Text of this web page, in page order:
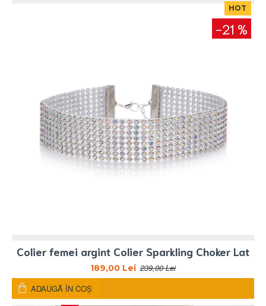
HOT
-21 %
Colier femei argint Colier Sparkling Choker Lat
189,00 Lei 239,00 Lei
ADAUGĂ ÎN COŞ